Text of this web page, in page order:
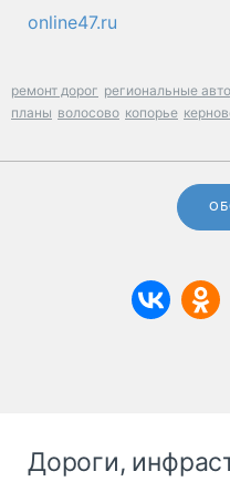
online47.ru
ремонт дорог региональные
планы волосово копорье
Дороги,